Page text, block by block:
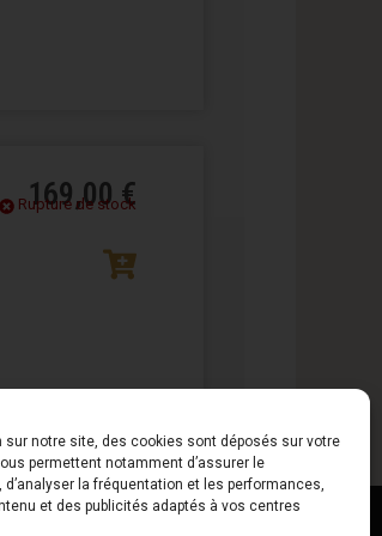
sur notre site, des cookies sont déposés sur votre
permettent notamment d’assurer le
la fréquentation et les performances,
et des publicités adaptés à vos centres
169,00€
Rupture de stock